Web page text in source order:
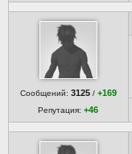
Сообщений: 3125 / +169
Репутация:+46